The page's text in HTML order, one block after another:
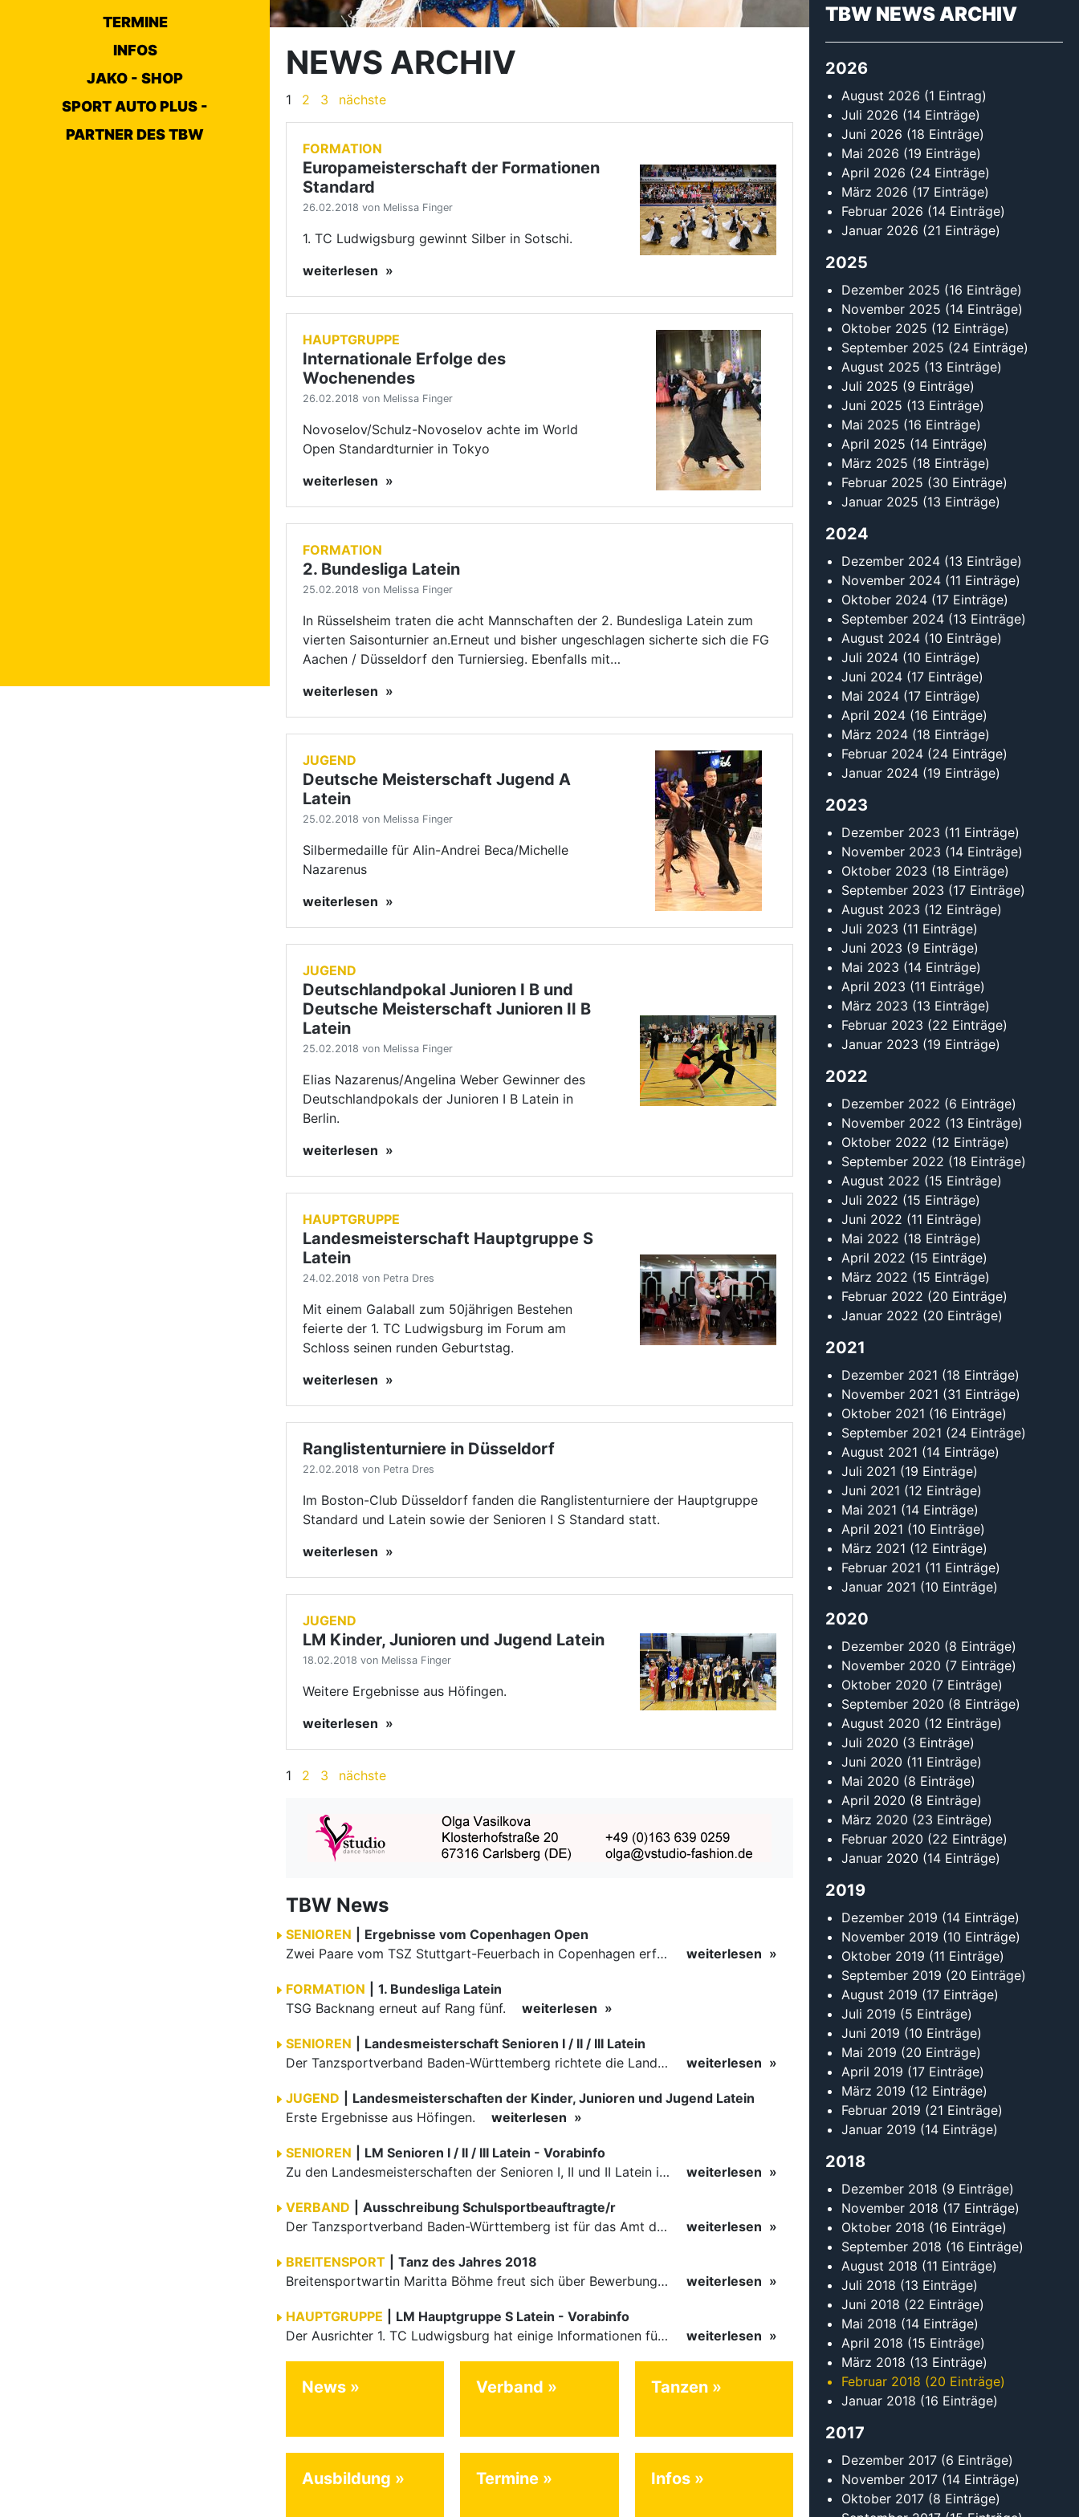
TERMINE
INFOS
JAKO - SHOP
SPORT AUTO PLUS -
PARTNER DES TBW
NEWS ARCHIV
1 2 3 nächste
FORMATION
Europameisterschaft der Formationen
Standard
26.02.2018 von Melissa Finger
1. TC Ludwigsburg gewinnt Silber in Sotschi.
weiterlesen
HAUPTGRUPPE
Internationale Erfolge des
Wochenendes
26.02.2018 von Melissa Finger
Novoselov/Schulz-Novoselov achte im World
Open Standardturnier in Tokyo
weiterlesen
FORMATION
2. Bundesliga Latein
25.02.2018 von Melissa Finger
In Rüsselsheim traten die acht Mannschaften der 2. Bundesliga Latein zum
vierten Saisonturnier an.Erneut und bisher ungeschlagen sicherte sich die FG
Aachen / Düsseldorf den Turniersieg. Ebenfalls mit…
weiterlesen
JUGEND
Deutsche Meisterschaft Jugend A
Latein
25.02.2018 von Melissa Finger
Silbermedaille für Alin-Andrei Beca/Michelle
Nazarenus
weiterlesen
JUGEND
Deutschlandpokal Junioren I B und
Deutsche Meisterschaft Junioren II B
Latein
25.02.2018 von Melissa Finger
Elias Nazarenus/Angelina Weber Gewinner des
Deutschlandpokals der Junioren I B Latein in
Berlin.
weiterlesen
HAUPTGRUPPE
Landesmeisterschaft Hauptgruppe S
Latein
24.02.2018 von Petra Dres
Mit einem Galaball zum 50jährigen Bestehen
feierte der 1. TC Ludwigsburg im Forum am
Schloss seinen runden Geburtstag.
weiterlesen
Ranglistenturniere in Düsseldorf
22.02.2018 von Petra Dres
Im Boston-Club Düsseldorf fanden die Ranglistenturniere der Hauptgruppe
Standard und Latein sowie der Senioren I S Standard statt.
weiterlesen
JUGEND
LM Kinder, Junioren und Jugend Latein
18.02.2018 von Melissa Finger
Weitere Ergebnisse aus Höfingen.
weiterlesen
1 2 3 nächste
TBW News
SENIOREN
Ergebnisse vom Copenhagen Open
Zwei Paare vom TSZ Stuttgart-Feuerbach in Copenhagen erfolgreich.
weiterlesen
FORMATION
1. Bundesliga Latein
TSG Backnang erneut auf Rang fünf.
weiterlesen
SENIOREN
Landesmeisterschaft Senioren I / II / III Latein
Der Tanzsportverband Baden-Württemberg richtete die Landesmeisterschaften der Senioren Latein in Rudersberg aus.
weiterlesen
JUGEND
Landesmeisterschaften der Kinder, Junioren und Jugend Latein
Erste Ergebnisse aus Höfingen.
weiterlesen
SENIOREN
LM Senioren I / II / III Latein - Vorabinfo
Zu den Landesmeisterschaften der Senioren I, II und II Latein im 17. Februar 2018 in Rudersberg gibt es Informationen.
weiterlesen
VERBAND
Ausschreibung Schulsportbeauftragte/r
Der Tanzsportverband Baden-Württemberg ist für das Amt der/des Schulsportbeauftragten auf der Suche nach einem neuen Gesicht.
weiterlesen
BREITENSPORT
Tanz des Jahres 2018
Breitensportwartin Maritta Böhme freut sich über Bewerbungen.
weiterlesen
HAUPTGRUPPE
LM Hauptgruppe S Latein - Vorabinfo
Der Ausrichter 1. TC Ludwigsburg hat einige Informationen für die Landesmeisterschaft der Hauptgruppe S Latein ausgegeben.
weiterlesen
News Verband Tanzen
Ausbildung Termine Infos
TBW NEWS ARCHIV
2026
August 2026 (1 Eintrag)
Juli 2026 (14 Einträge)
Juni 2026 (18 Einträge)
Mai 2026 (19 Einträge)
April 2026 (24 Einträge)
März 2026 (17 Einträge)
Februar 2026 (14 Einträge)
Januar 2026 (21 Einträge)
2025
Dezember 2025 (16 Einträge)
November 2025 (14 Einträge)
Oktober 2025 (12 Einträge)
September 2025 (24 Einträge)
August 2025 (13 Einträge)
Juli 2025 (9 Einträge)
Juni 2025 (13 Einträge)
Mai 2025 (16 Einträge)
April 2025 (14 Einträge)
März 2025 (18 Einträge)
Februar 2025 (30 Einträge)
Januar 2025 (13 Einträge)
2024
Dezember 2024 (13 Einträge)
November 2024 (11 Einträge)
Oktober 2024 (17 Einträge)
September 2024 (13 Einträge)
August 2024 (10 Einträge)
Juli 2024 (10 Einträge)
Juni 2024 (17 Einträge)
Mai 2024 (17 Einträge)
April 2024 (16 Einträge)
März 2024 (18 Einträge)
Februar 2024 (24 Einträge)
Januar 2024 (19 Einträge)
2023
Dezember 2023 (11 Einträge)
November 2023 (14 Einträge)
Oktober 2023 (18 Einträge)
September 2023 (17 Einträge)
August 2023 (12 Einträge)
Juli 2023 (11 Einträge)
Juni 2023 (9 Einträge)
Mai 2023 (14 Einträge)
April 2023 (11 Einträge)
März 2023 (13 Einträge)
Februar 2023 (22 Einträge)
Januar 2023 (19 Einträge)
2022
Dezember 2022 (6 Einträge)
November 2022 (13 Einträge)
Oktober 2022 (12 Einträge)
September 2022 (18 Einträge)
August 2022 (15 Einträge)
Juli 2022 (15 Einträge)
Juni 2022 (11 Einträge)
Mai 2022 (18 Einträge)
April 2022 (15 Einträge)
März 2022 (15 Einträge)
Februar 2022 (20 Einträge)
Januar 2022 (20 Einträge)
2021
Dezember 2021 (18 Einträge)
November 2021 (31 Einträge)
Oktober 2021 (16 Einträge)
September 2021 (24 Einträge)
August 2021 (14 Einträge)
Juli 2021 (19 Einträge)
Juni 2021 (12 Einträge)
Mai 2021 (14 Einträge)
April 2021 (10 Einträge)
März 2021 (12 Einträge)
Februar 2021 (11 Einträge)
Januar 2021 (10 Einträge)
2020
Dezember 2020 (8 Einträge)
November 2020 (7 Einträge)
Oktober 2020 (7 Einträge)
September 2020 (8 Einträge)
August 2020 (12 Einträge)
Juli 2020 (3 Einträge)
Juni 2020 (11 Einträge)
Mai 2020 (8 Einträge)
April 2020 (8 Einträge)
März 2020 (23 Einträge)
Februar 2020 (22 Einträge)
Januar 2020 (14 Einträge)
2019
Dezember 2019 (14 Einträge)
November 2019 (10 Einträge)
Oktober 2019 (11 Einträge)
September 2019 (20 Einträge)
August 2019 (17 Einträge)
Juli 2019 (5 Einträge)
Juni 2019 (10 Einträge)
Mai 2019 (20 Einträge)
April 2019 (17 Einträge)
März 2019 (12 Einträge)
Februar 2019 (21 Einträge)
Januar 2019 (14 Einträge)
2018
Dezember 2018 (9 Einträge)
November 2018 (17 Einträge)
Oktober 2018 (16 Einträge)
September 2018 (16 Einträge)
August 2018 (11 Einträge)
Juli 2018 (13 Einträge)
Juni 2018 (22 Einträge)
Mai 2018 (14 Einträge)
April 2018 (15 Einträge)
März 2018 (13 Einträge)
Februar 2018 (20 Einträge)
Januar 2018 (16 Einträge)
2017
Dezember 2017 (6 Einträge)
November 2017 (14 Einträge)
Oktober 2017 (8 Einträge)